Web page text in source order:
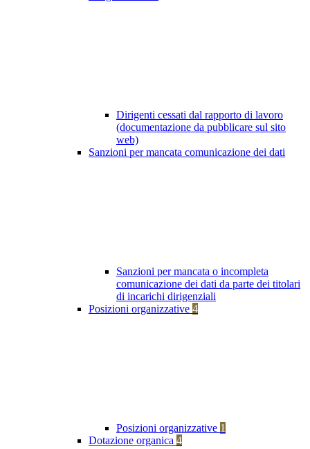
Dirigenti cessati dal rapporto di lavoro
(documentazione da pubblicare sul sito
web)
Sanzioni per mancata comunicazione dei dati
Sanzioni per mancata o incompleta
comunicazione dei dati da parte dei titolari
di incarichi dirigenziali
Posizioni organizzative 4
Posizioni organizzative 1
Dotazione organica 4